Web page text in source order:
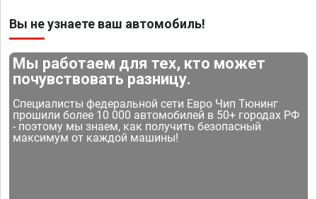
Вы не узнаете ваш автомобиль!
Мы работаем для тех, кто может
почувствовать разницу.
Специалисты федеральной сети Евро Чип Тюнинг
прошили более 10 000 автомобилей в 50+ городах РФ
- поэтому мы знаем, как получить безопасный
максимум от каждой машины!